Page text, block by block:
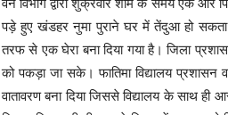
वन विभाग द्वारा शुक्रवार शाम के समय एक और
पड़े हुए खंडहर नुमा पुराने घर में तेंदुआ हो सकता
तरफ से एक घेरा बना दिया गया है। जिला
को पकड़ा जा सके। फातिमा विद्यालय प्रशासन
वातावरण बना दिया जिससे विद्यालय के साथ